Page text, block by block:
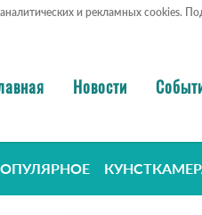
и рекламных cookies.
Новости